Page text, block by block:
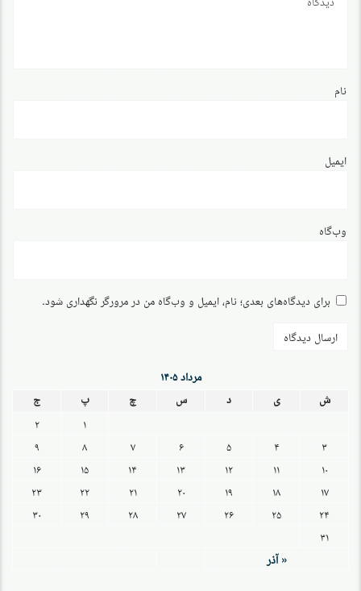
نام
ایمیل
وب‌گاه
برای دیدگاه‌های بعدی؛ نام، ایمیل و وب‌گاه من در مرورگر نگهداری شود.
مرداد ۱۴۰۵
ش
ی د س چ پ
ج
۱
۲
۳
۴ ۵ ۶ ۷ ۸
۹
۱۰
۱۱ ۱۲ ۱۳ ۱۴ ۱۵
۱۶
۱۷
۱۸ ۱۹ ۲۰ ۲۱ ۲۲
۲۳
۲۴
۲۵ ۲۶ ۲۷ ۲۸ ۲۹
۳۰
۳۱
« آذر